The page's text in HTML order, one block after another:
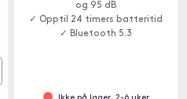
og 95 dB
✓ Opptil 24 timers batteritid
✓ Bluetooth 5.3